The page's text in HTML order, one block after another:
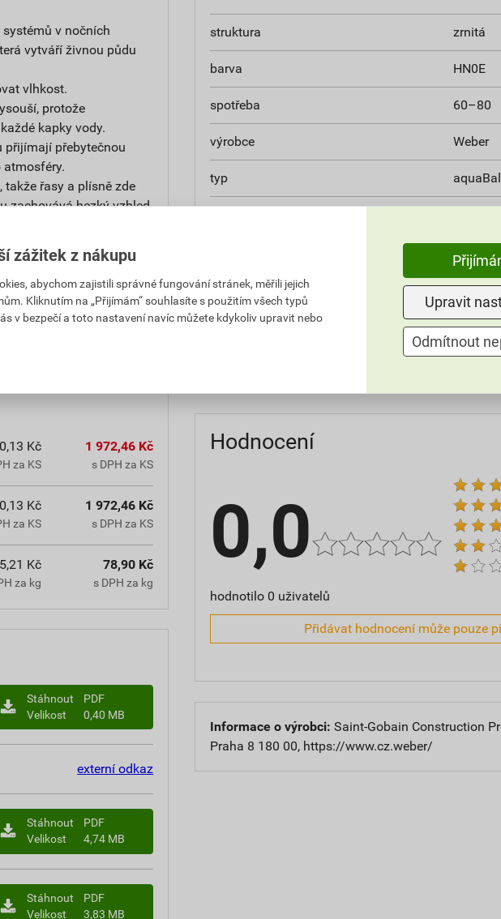
v nočních
vytváří živnou půdu
vlhkost.
protože
kapky vody.
přijímají přebytečnou
takže řasy a plísně zde
zachovává hezký vzhled.
zákoníkem č.
Kč
za KS
1 972,46 Kč
s DPH za KS
Kč
za KS
1 972,46 Kč
s DPH za KS
Kč
za kg
78,90 Kč
s DPH za kg
Stáhnout
PDF
Velikost
0,40 MB
externí odkaz
Stáhnout
PDF
Velikost
4,74 MB
Stáhnout
PDF
Velikost
3,83 MB
struktura zrnitá
barva HN0E
spotřeba 60–80
výrobce Weber
typ
od
hmotnost 25 kg
typ výrobku omítky
60–80
Hodnocení
0,0
hodnotilo 0 uživatelů
Přidávat hodnocení může pouze
Informace o výrobci: Saint-Gobain Construction
Praha 8 180 00, https://www.cz.weber/
zážitek z nákupu
abychom zajistili správné fungování stránek, měřili jejich
Kliknutím na „Přijímám“ souhlasíte s použitím všech typů
v bezpečí a toto nastavení navíc můžete kdykoliv upravit nebo
Upravit
Odmítnout